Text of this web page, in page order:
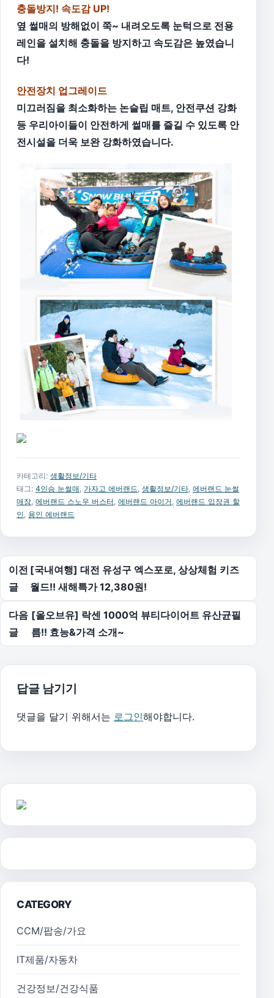
충돌방지! 속도감 UP!
옆 썰매의 방해없이 쭉~ 내려오도록 눈턱으로 전용
레인을 설치해 충돌을 방지하고 속도감은 높였습니
다!
안전장치 업그레이드
미끄러짐을 최소화하는 논슬립 매트, 안전쿠션 강화
등 우리아이들이 안전하게 썰매를 즐길 수 있도록 안
전시설을 더욱 보완 강화하였습니다.
카테고리: 생활정보/기타
태그: 4인승 눈썰매, 가자고 에버랜드, 생활정보/기타, 에버랜드 눈썰
매장, 에버랜드 스노우 버스터, 에버랜드 아이거, 에버랜드 입장권 할
인, 용인 에버랜드
글 탐색
이전
글
[국내여행] 대전 유성구 엑스포로, 상상체험 키즈
월드!! 새해특가 12,380원!
다음
글
[올오브유] 락센 1000억 뷰티다이어트 유산균필
름!! 효능&가격 소개~
답글 남기기
댓글을 달기 위해서는 로그인해야합니다.
CATEGORY
CCM/팝송/가요
IT제품/자동차
건강정보/건강식품